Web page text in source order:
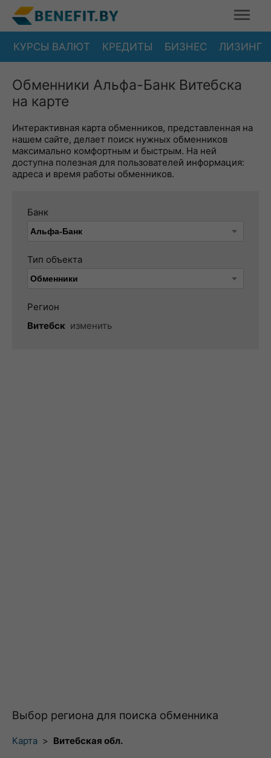
КУРСЫ ВАЛЮТ КРЕДИТЫ БИЗНЕС ЛИЗИНГ
Обменники Альфа-Банк Витебска
на карте
Интерактивная карта обменников, представленная на
нашем сайте, делает поиск нужных обменников
максимально комфортным и быстрым. На ней
доступна полезная для пользователей информация:
адреса и время работы обменников.
Банк
Тип объекта
Регион
Витебск изменить
Выбор региона для поиска обменника
Карта > Витебская обл.